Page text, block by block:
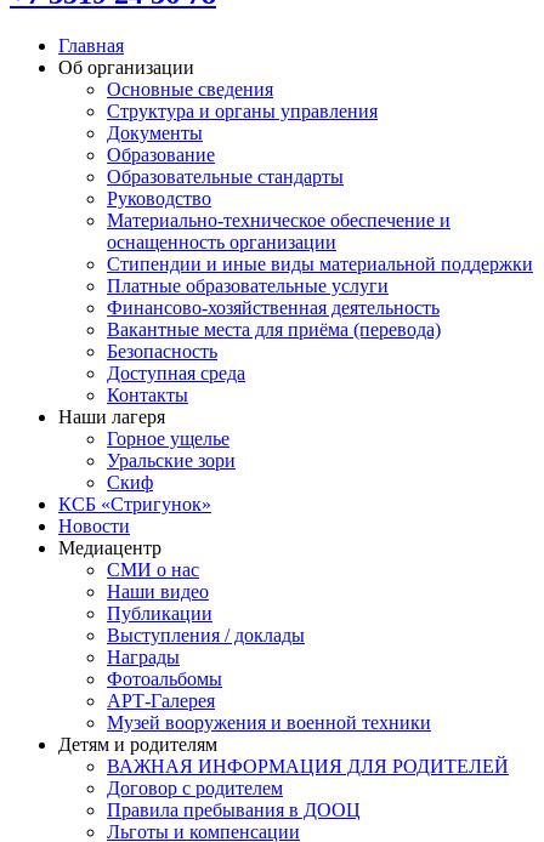
Главная
Об организации
Основные сведения
Структура и органы управления
Документы
Образование
Образовательные стандарты
Руководство
Материально-техническое обеспечение и
оснащенность организации
Стипендии и иные виды материальной поддержки
Платные образовательные услуги
Финансово-хозяйственная деятельность
Вакантные места для приёма (перевода)
Безопасность
Доступная среда
Контакты
Наши лагеря
Горное ущелье
Уральские зори
Скиф
КСБ «Стригунок»
Новости
Медиацентр
СМИ о нас
Наши видео
Публикации
Выступления / доклады
Награды
Фотоальбомы
АРТ-Галерея
Музей вооружения и военной техники
Детям и родителям
ВАЖНАЯ ИНФОРМАЦИЯ ДЛЯ РОДИТЕЛЕЙ
Договор с родителем
Правила пребывания в ДООЦ
Льготы и компенсации